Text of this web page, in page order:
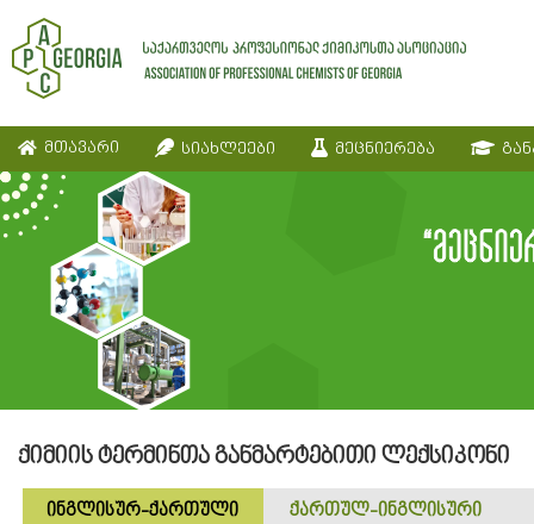
მთავარი სიახლეები მეცნიერება
ქიმიის ტერმინთა განმარტებითი ლექსიკონი
ინგლისურ-ქართული ქართულ-ინგლისური